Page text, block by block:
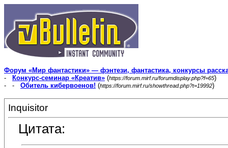
Форум «Мир фантастики» — фэнтези, фантастика, конкурсы
-
Конкурс-семинар «Креатив» (https://forum.mirf.ru/forumdisplay.php?f=65)
- - Обитель кибервоенов! (https://forum.mirf.ru/showthread.php?t=19992)
Inquisitor
Цитата: